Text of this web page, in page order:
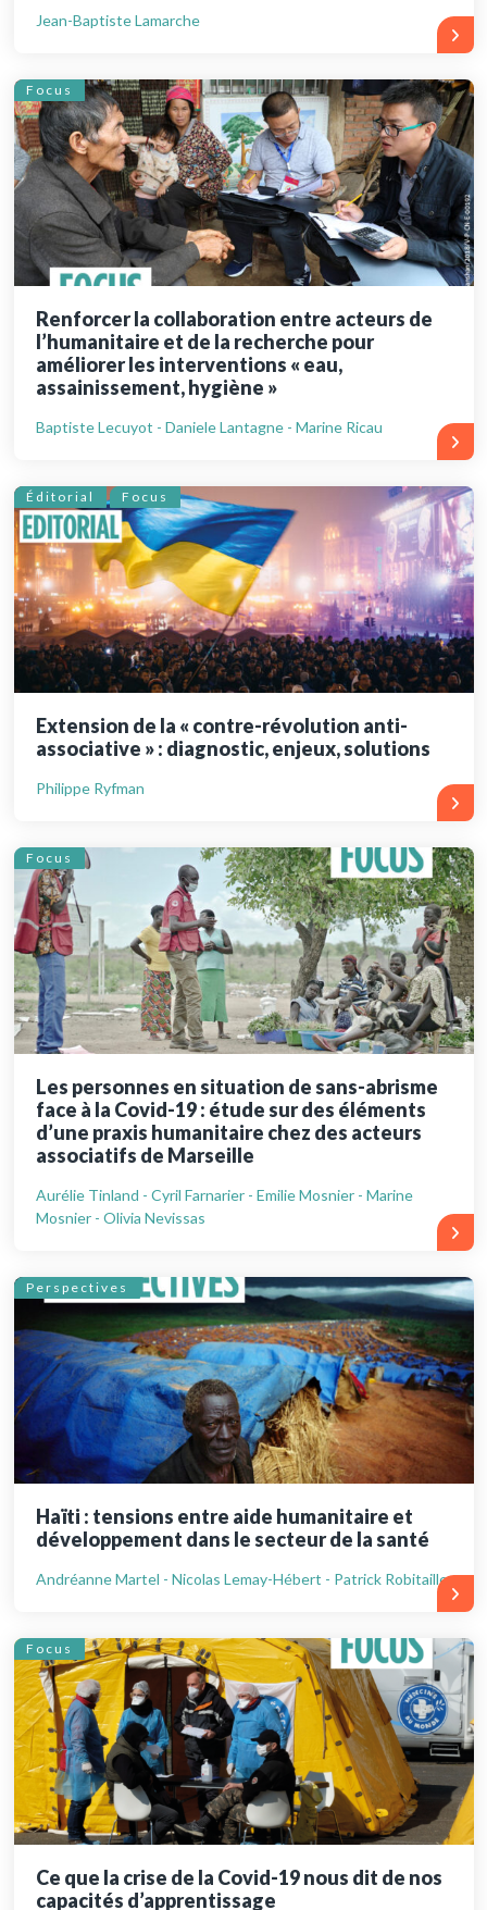
Jean-Baptiste Lamarche
Focus
Renforcer la collaboration entre acteurs de
l’humanitaire et de la recherche pour
améliorer les interventions « eau,
assainissement, hygiène »
Baptiste Lecuyot - Daniele Lantagne - Marine Ricau
Éditorial Focus
Extension de la « contre-révolution anti-
associative » : diagnostic, enjeux, solutions
Philippe Ryfman
Focus
Les personnes en situation de sans-abrisme
face à la Covid-19 : étude sur des éléments
d’une praxis humanitaire chez des acteurs
associatifs de Marseille
Aurélie Tinland - Cyril Farnarier - Emilie Mosnier - Marine
Mosnier - Olivia Nevissas
Perspectives
Haïti : tensions entre aide humanitaire et
développement dans le secteur de la santé
Andréanne Martel - Nicolas Lemay-Hébert - Patrick Robitaille
Focus
Ce que la crise de la Covid-19 nous dit de nos
capacités d’apprentissage